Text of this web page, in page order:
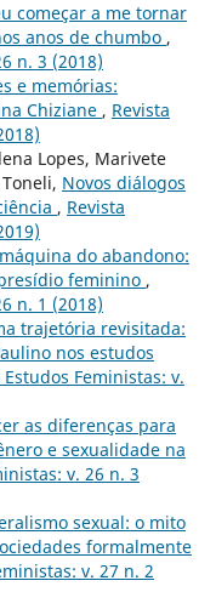
começar a me tornar
anos de chumbo ,
n. 3 (2018)
e memórias:
Chiziane , Revista
Lopes, Marivete
Novos diálogos
, Revista
do abandono:
feminino ,
n. 1 (2018)
trajetória revisitada:
nos estudos
Estudos Feministas: v.
as diferenças para
e sexualidade na
v. 26 n. 3
sexual: o mito
formalmente
v. 27 n. 2